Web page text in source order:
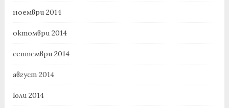
ноември 2014
октомври 2014
септември 2014
август 2014
юли 2014